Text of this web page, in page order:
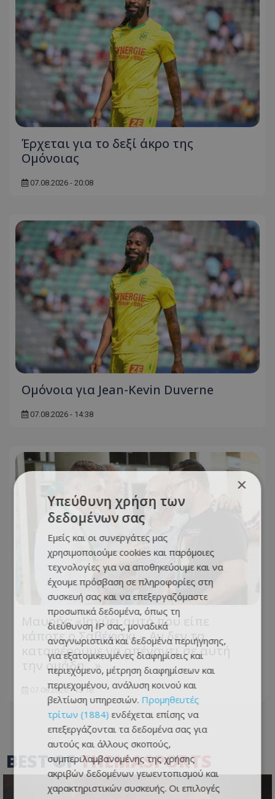
Έρχεται για το δεξί άκρο της
Ομόνοιας
07.08.2026 - 20:08
Ομόνοια για Jean-Kevin Duverne
07.08.2026 - 14:38
Μαυρής: «Ισχύει αυτό που είπε
κάποτε ο Σαβέφσκι – Αν δεν τα
καταφέρουμε να απέναντι σε αυτή
την ομάδα…»
07.08.2026 - 13:18
BEST OFTHEMASPORTS
×
Υπεύθυνη χρήση των
δεδομένων σας
Εμείς και οι συνεργάτες μας
χρησιμοποιούμε cookies και παρόμοιες
τεχνολογίες για να αποθηκεύουμε και να
έχουμε πρόσβαση σε πληροφορίες στη
συσκευή σας και να επεξεργαζόμαστε
προσωπικά δεδομένα, όπως τη
διεύθυνση IP σας, μοναδικά
αναγνωριστικά και δεδομένα περιήγησης,
για εξατομικευμένες διαφημίσεις και
περιεχόμενο, μέτρηση διαφημίσεων και
περιεχομένου, ανάλυση κοινού και
βελτίωση υπηρεσιών. Προμηθευτές
τρίτων (1884) ενδέχεται επίσης να
επεξεργάζονται τα δεδομένα σας για
αυτούς και άλλους σκοπούς,
συμπεριλαμβανομένης της χρήσης
ακριβών δεδομένων γεωεντοπισμού και
χαρακτηριστικών συσκευής. Οι επιλογές